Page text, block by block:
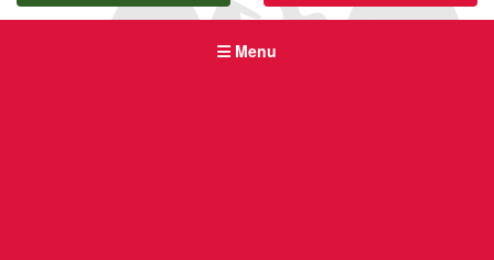
Menu